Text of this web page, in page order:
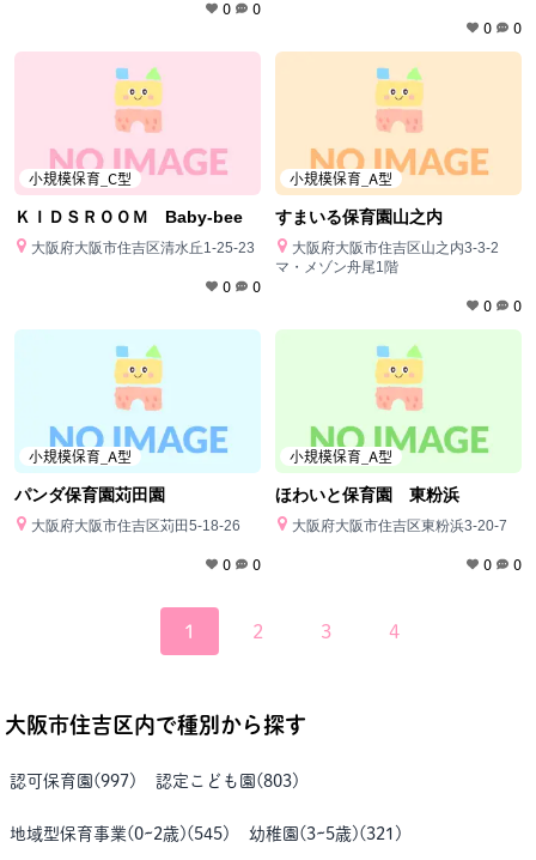
0 0
0 0
小規模保育_C型
ＫＩＤＳＲＯＯＭ Baby-bee
大阪府大阪市住吉区清水丘1-25-23
0 0
小規模保育_A型
すまいる保育園山之内
大阪府大阪市住吉区山之内3-3-2
マ・メゾン舟尾1階
0 0
小規模保育_A型
パンダ保育園苅田園
大阪府大阪市住吉区苅田5-18-26
0 0
小規模保育_A型
ほわいと保育園 東粉浜
大阪府大阪市住吉区東粉浜3-20-7
0 0
1 2 3 4
大阪市住吉区内で種別から探す
認可保育園 (997 ) 認定こども園 (803)
地域型保育事業(0~2歳)( 545) 幼稚園(3~5歳)(321 )